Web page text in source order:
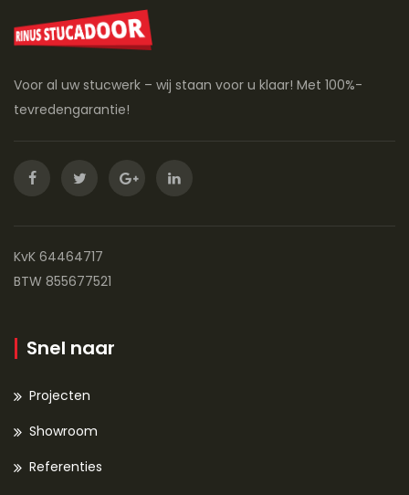
Voor al uw stucwerk – wij staan voor u klaar! Met 100%-
tevredengarantie!
KvK 64464717
BTW 855677521
Snel naar
Projecten
Showroom
Referenties